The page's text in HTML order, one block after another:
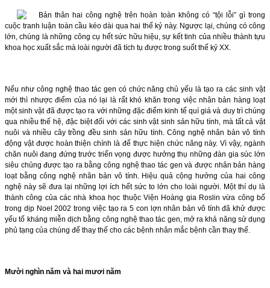
Bản thân hai công nghệ trên hoàn toàn không có “tội lỗi” gì trong
cuộc tranh luận toàn cầu kéo dài qua hai thế kỷ này. Ngược lại, chúng có công
lớn, chúng là những công cụ hết sức hữu hiệu, sự kết tinh của nhiều thành tựu
khoa học xuất sắc mà loài người đã tích tụ được trong suốt thế kỷ XX.
Nếu như công nghệ thao tác gen có chức năng chủ yếu là tạo ra các sinh vật
mới thì nhược điểm của nó lại là rất khó khăn trong việc nhân bản hàng loạt
một sinh vật đã được tạo ra với những đặc điểm kinh tế quí giá và duy trì chúng
qua nhiều thế hệ, đặc biệt đối với các sinh vật sinh sản hữu tính, mà tất cả vật
nuôi và nhiều cây trồng đều sinh sản hữu tính. Công nghệ nhân bản vô tính
động vật được hoàn thiện chính là để thực hiện chức năng này. Vì vậy, ngành
chăn nuôi đang đứng trước triển vọng được hưởng thụ những đàn gia súc lớn
siêu chủng được tạo ra bằng công nghệ thao tác gen và được nhân bản hàng
loạt bằng công nghệ nhân bản vô tính. Hiệu quả cộng hưởng của hai công
nghệ này sẽ đưa lại những lợi ích hết sức to lớn cho loài người. Một thí dụ là
thành công của các nhà khoa học thuộc Viện Hoàng gia Roslin vừa công bố
trong dịp Noel 2002 trong việc tạo ra 5 con lợn nhân bản vô tính đã khử được
yếu tố kháng miễn dịch bằng công nghệ thao tác gen, mở ra khả năng sử dụng
phủ tạng của chúng để thay thế cho các bệnh nhân mắc bệnh cần thay thế.
Mười nghìn năm và hai mươi năm